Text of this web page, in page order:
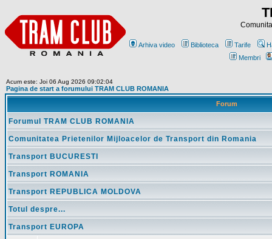
Arhiva video Biblioteca Tarife
Membri
Acum este: Joi 06 Aug 2026 09:02:04
Pagina de start a forumului TRAM CLUB ROMANIA
Forum
Forumul TRAM CLUB ROMANIA
Comunitatea Prietenilor Mijloacelor de Transport din Romania
Transport BUCURESTI
Transport ROMANIA
Transport REPUBLICA MOLDOVA
Totul despre...
Transport EUROPA